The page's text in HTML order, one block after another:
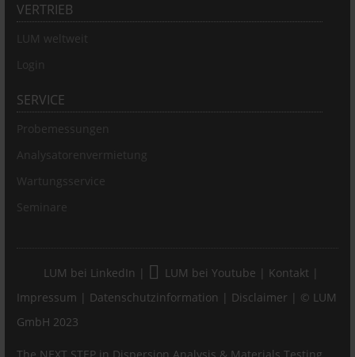
VERTRIEB
LUM weltweit
Login
SERVICE
Probemessungen
Analysatorenvermietung
Wartungsservice
Seminare
LUM bei LinkedIn | LUM bei Youtube | Kontakt |
Impressum | Datenschutzinformation | Disclaimer | © LUM
GmbH 2023